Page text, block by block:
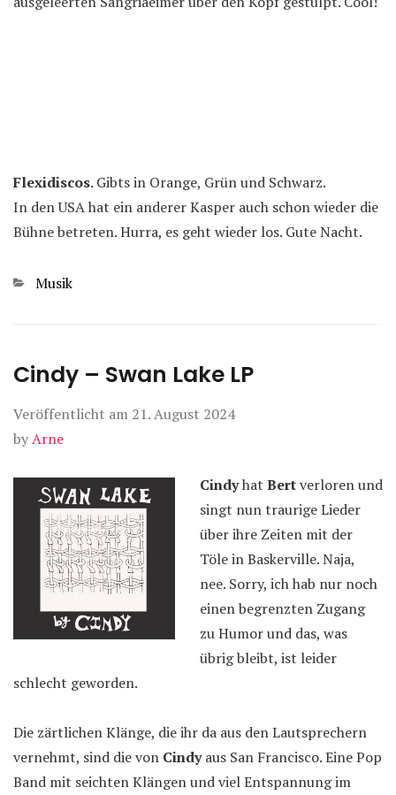
Flexidiscos. Gibts in Orange, Grün und Schwarz.
In den USA hat ein anderer Kasper auch schon wieder die
Bühne betreten. Hurra, es geht wieder los. Gute Nacht.
Kategorien
Musik
Cindy – Swan Lake LP
Veröffentlicht am 21. August 2024
byArne
Cindyhat Bertverloren und
singt nun traurige Lieder
über ihre Zeiten mit der
Töle in Baskerville. Naja,
nee. Sorry, ich hab nur noch
einen begrenzten Zugang
zu Humor und das, was
übrig bleibt, ist leider
schlecht geworden.
Die zärtlichen Klänge, die ihr da aus den Lautsprechern
vernehmt, sind die von Cindyaus San Francisco. Eine Pop
Band mit seichten Klängen und viel Entspannung im